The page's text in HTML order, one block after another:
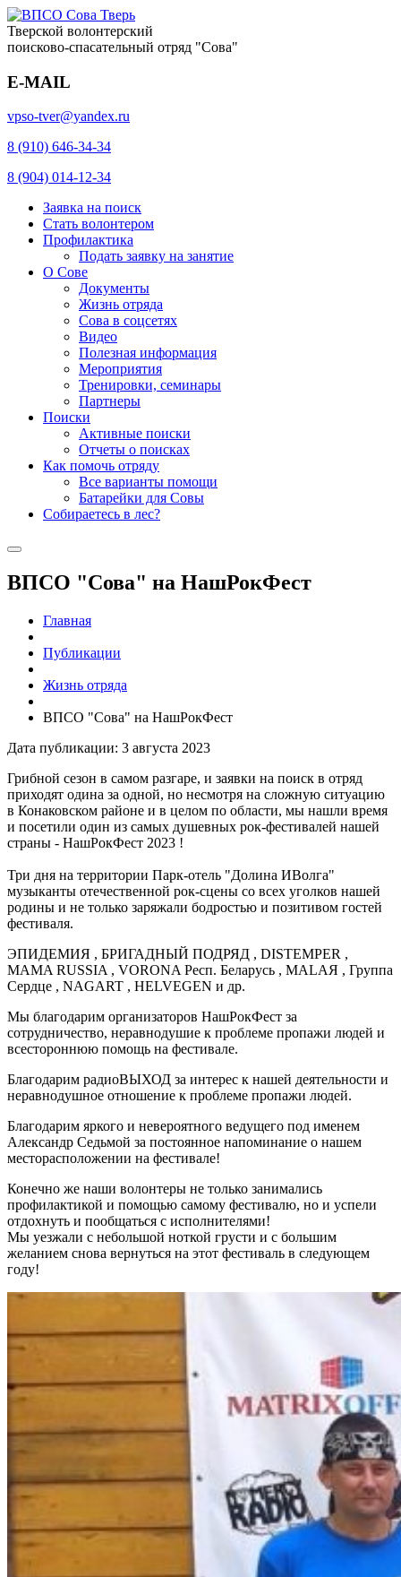
Тверской волонтерский
поисково-спасательный отряд "Сова"
E-MAIL
vpso-tver@yandex.ru
8 (910) 646-34-34
8 (904) 014-12-34
Заявка на поиск
Стать волонтером
Профилактика
Подать заявку на занятие
О Сове
Документы
Жизнь отряда
Сова в соцсетях
Видео
Полезная информация
Мероприятия
Тренировки, семинары
Партнеры
Поиски
Активные поиски
Отчеты о поисках
Как помочь отряду
Все варианты помощи
Батарейки для Совы
Собираетесь в лес?
ВПСО "Сова" на НашРокФест
Главная
Публикации
Жизнь отряда
ВПСО "Сова" на НашРокФест
Дата публикации: 3 августа 2023
Грибной сезон в самом разгаре, и заявки на поиск в отряд
приходят одина за одной, но несмотря на сложную ситуацию
в Конаковском районе и в целом по области, мы нашли время
и посетили один из самых душевных рок-фестивалей нашей
страны - НашРокФест 2023 !
Три дня на территории Парк-отель "Долина ИВолга"
музыканты отечественной рок-сцены со всех уголков нашей
родины и не только заряжали бодростью и позитивом гостей
фестиваля.
ЭПИДЕМИЯ , БРИГАДНЫЙ ПОДРЯД , DISTEMPER ,
MAMA RUSSIA , VORONA Респ. Беларусь , MALAЯ , Группа
Сердце , NAGART , HELVEGEN и др.
Мы благодарим организаторов НашРокФест за
сотрудничество, неравнодушие к проблеме пропажи людей и
всестороннюю помощь на фестивале.
Благодарим радиоВЫХОД за интерес к нашей деятельности и
неравнодушное отношение к проблеме пропажи людей.
Благодарим яркого и невероятного ведущего под именем
Александр Седьмой за постоянное напоминание о нашем
месторасположении на фестивале!
Конечно же наши волонтеры не только занимались
профилактикой и помощью самому фестивалю, но и успели
отдохнуть и пообщаться с исполнителями!
Мы уезжали с небольшой ноткой грусти и с большим
желанием снова вернуться на этот фестиваль в следующем
году!